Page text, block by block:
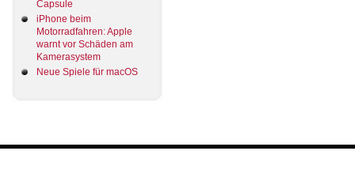
Capsule
iPhone beim
Motorradfahren: Apple
warnt vor Schäden am
Kamerasystem
Neue Spiele für macOS